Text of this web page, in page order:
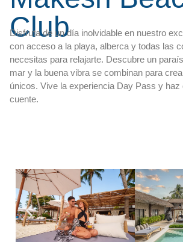
Club
Disfruta de un día inolvidable en nuestro
con acceso a la playa, alberca y todas las
necesitas para relajarte. Descubre un
mar y la buena vibra se combinan para
únicos. Vive la experiencia Day Pass y haz
cuente.